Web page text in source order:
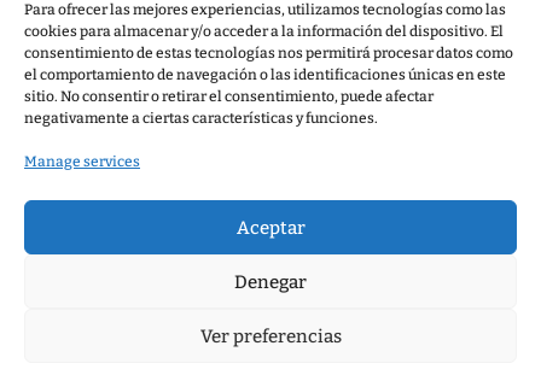
Para ofrecer las mejores experiencias, utilizamos tecnologías como las
cookies para almacenar y/o acceder a la información del dispositivo. El
consentimiento de estas tecnologías nos permitirá procesar datos como
el comportamiento de navegación o las identificaciones únicas en este
sitio. No consentir o retirar el consentimiento, puede afectar
negativamente a ciertas características y funciones.
Manage services
Aceptar
Denegar
Ver preferencias
Legal notice